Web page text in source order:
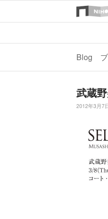
Blog
武蔵
2012年3月7